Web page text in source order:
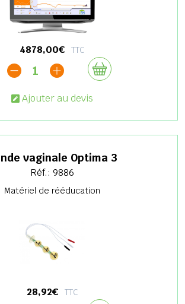
4878,00€ TTC
1
Ajouter au devis
vaginale Optima 3
Réf.: 9886
Matériel de rééducation
28,92€ TTC